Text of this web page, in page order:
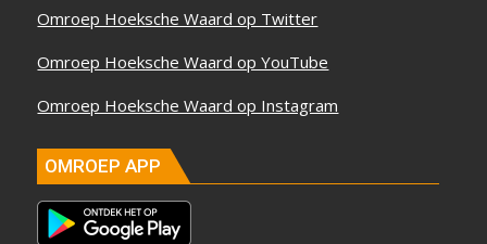
Omroep Hoeksche Waard op Twitter
Omroep Hoeksche Waard op YouTube
Omroep Hoeksche Waard op Instagram
OMROEP APP